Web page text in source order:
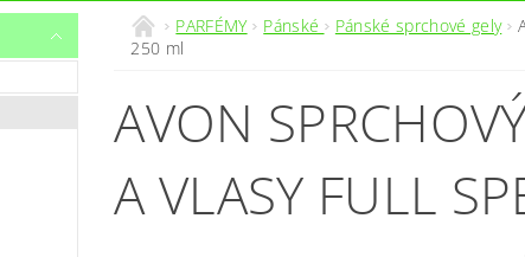
ÚDAJŮ
NAPIŠTE NÁM KONTAKTY
PARFÉMY Pánské Pánské sprchové gely
250 ml
AVON
A VLASY FULL